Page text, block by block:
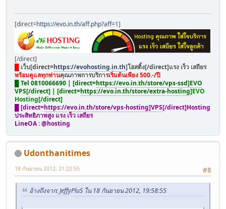
[direct=https://evo.in.th/aff.php?aff=1]
[/direct]
เว็บ[direct=https://evohosting.in.th]โฮสติ้ง[/direct]แรง เร็ว เสถียร
พร้อมดูแลทุกท่านคุณภาพการบริการเริ่มต้นเพียง 500.-/ปี
█ Tel 0810066690 | [direct=https://evo.in.th/store/vps-ssd]EVO
VPS[/direct] | [direct=https://evo.in.th/store/extra-hosting]EVO
Hosting[/direct]
█ [direct=https://evo.in.th/store/vps-hosting]VPS[/direct]Hosting
ประสิทธิภาพสูง แรง เร็ว เสถียร
LineOA : @hosting
Udonthanitimes
#8
18 กันยายน 2012, 21:22:55
อ้างถึงจาก: JeffyPluS ใน 18 กันยายน 2012, 19:58:55